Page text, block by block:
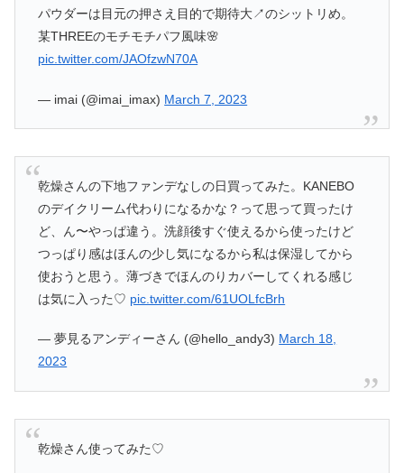
パウダーは目元の押さえ目的で期待大↗️のシットリめ。
某THREEのモチモチパフ風味🌸
pic.twitter.com/JAOfzwN70A
— imai (@imai_imax) March 7, 2023
乾燥さんの下地ファンデなしの日買ってみた。KANEBO
のデイクリーム代わりになるかな？って思って買ったけ
ど、ん〜やっぱ違う。洗顔後すぐ使えるから使ったけど
つっぱり感はほんの少し気になるから私は保湿してから
使おうと思う。薄づきでほんのりカバーしてくれる感じ
は気に入った♡ pic.twitter.com/61UOLfcBrh
— 夢見るアンディーさん (@hello_andy3) March 18,
2023
乾燥さん使ってみた♡